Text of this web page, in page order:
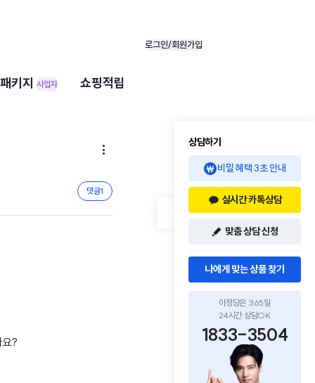
로그인/회원가입
키지 사업자 쇼핑적립

댓글1
요?
상담하기
비밀 혜택 3초 안내
실시간 카톡상담
맞춤 상담 신청
나에게 맞는 상품 찾기
아정당은 365일
24시간 상담OK
1833-3504